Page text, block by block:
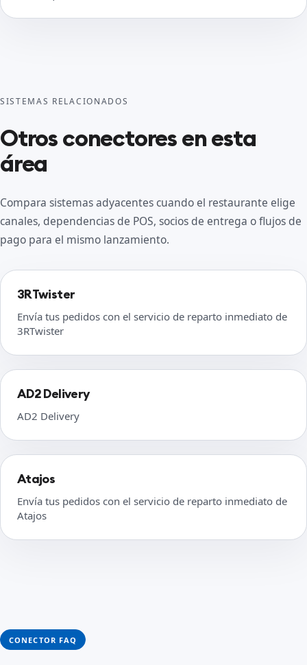
SISTEMAS RELACIONADOS
Otros conectores en esta
área
Compara sistemas adyacentes cuando el restaurante elige
canales, dependencias de POS, socios de entrega o flujos de
pago para el mismo lanzamiento.
3RTwister
Envía tus pedidos con el servicio de reparto inmediato de
3RTwister
AD2 Delivery
AD2 Delivery
Atajos
Envía tus pedidos con el servicio de reparto inmediato de
Atajos
CONECTOR FAQ